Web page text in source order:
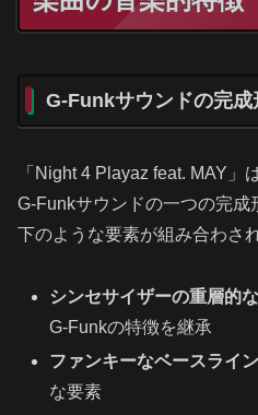
G-Funkサウンドの完成
「Night 4 Playaz feat. MAY」
G-Funkサウンドの一つの完成
下のような要素が組み合わさ
シンセサイザーの重層的
G-Funkの特徴を継承
ファンキーなベースライン
な要素